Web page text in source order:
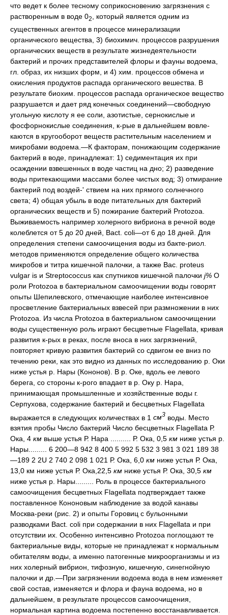
что ведет к более тесному соприкосновению загрязнения с
растворенным в воде 02
, который является одним из
существенных агентов в процессе минерализации
органического вещества, 3) биохимич. процессов разрушения
органических веществ в результате жизнедеятельности
бактерий и прочих представителей флоры и фауны водоема,
гл. образ, их низших форм, и 4) хим. процессов обмена и
окисления продуктов распада органического вешества. В
результате биохим. процессов распада органическое вещество
разрушается и дает ряд конечных соединений—свободную
угольную кислоту я ее соли, азотистые, сернокислые и
фосфорнокислые соединения, к-рые в дальнейшем вовле-
каются в кругооборот веществ растительным населением и
микробами водоема.—К факторам, понижающим содержание
бактерий в воде, принадлежат: 1) седиментация их при
осаждении взвешенных в воде частиц на дно; 2) разведение
воды притекающими массами более чистых вод; 3) отмирание
бактерий под воздей-' ствием на них прямого солнечного
света; 4) общая убыль в воде питательных для бактерий
органических веществ и 5) пожирание бактерий Protozoa.
Выживаемость например холерного вибриона в речной воде
колеблется от 5 до 20 дней, Bact. coli—от 6 до 18 дней. Для
определения степени самоочищения воды из бакте-риол.
методов применяются определение общего количества
микробов и титра кишечной палочки, а также Вас. proteus
vulgar is и Streptococcus как спутников кишечной палочки j% О
роли Protozoa в бактериальном самоочищении воды говорят
опыты Шепилевского, отмечающие наиболее интенсивное
просветление бактериальных взвесей при размножении в них
Protozoa. Из числа Protozoa в бактериальном самоочищении
воды существенную роль играют бесцветные Flagellata, кривая
развития к-рых в реках, после вноса в них загрязнений,
повторяет кривую развития бактерий со сдвигом ее вниз по
течению реки, как это видно из данных по исследованию р. Оки
ниже устья р. Нары (Кононов). В р. Оке, вдоль ее левого
берега, со стороны к-рого впадает в р. Оку р. Нара,
принимающая промышленные и хозяйственные воды г.
Серпухова, содержание бактерий и бесцветных Flagellata
выражается в следующих количествах в 1 см3 воды. Место
взятия пробы Число бактерий Число бесцветных Flagellata Р.
Ока, 4 км выше устья Р. Нара .......... Р. Ока, 0,5 км ниже устья р.
Нары......... 6 200—8 942 8 400 5 992 5 532 3 981 3 021 189 38
—189 2 2U 2 740 2 098 1 021 Р. Ока, 6,0 км ниже устья Р. Ока,
13,0 км ниже устья Р. Ока,22,5 км ниже устья Р. Ока, 30,5 км
ниже устья р. Нары......... Роль в процессе бактериального
самоочищения бесцветных Flagellata подтверждает также
поставленное Кононовым наблюдение за водой канавы
Москва-реки (рис. 2) и опыты Горовиц с бульонными
разводками Bact. coli при содержании в них Flagellata и при
отсутствии их. Особенно интенсивно Protozoa поглощают те
бактериальные виды, которые не принадлежат к нормальным
обитателям воды, а именно патогенные микроорганизмы и из
них холерный вибрион, тифозную, кишечную, синегнойную
палочки и др.—При загрязнении водоема вода в нем изменяет
свой состав, изменяется и флора и фауна водоема, но в
дальнейшем, в результате процессов самоочищения,
нормальная картина водоема постепенно восстанавливается.